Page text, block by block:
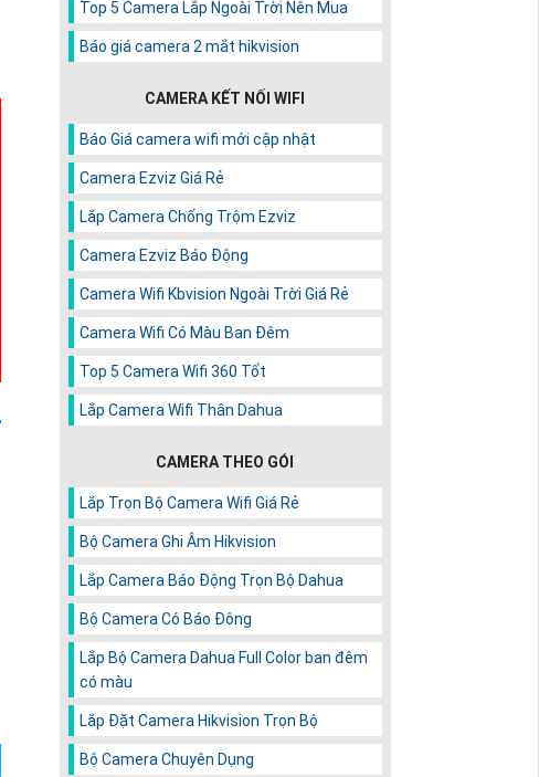
Top 5 Camera Lắp Ngoài Trời Nên Mua
Báo giá camera 2 mắt hikvision
CAMERA KẾT NỐI WIFI
Báo Giá camera wifi mới cập nhật
Camera Ezviz Giá Rẻ
Lắp Camera Chống Trộm Ezviz
Camera Ezviz Báo Động
Camera Wifi Kbvision Ngoài Trời Giá Rẻ
Camera Wifi Có Màu Ban Đêm
Top 5 Camera Wifi 360 Tốt
Lắp Camera Wifi Thân Dahua
CAMERA THEO GÓI
Lắp Trọn Bộ Camera Wifi Giá Rẻ
Bộ Camera Ghi Âm Hikvision
Lắp Camera Báo Động Trọn Bộ Dahua
Bộ Camera Có Báo Đông
Lắp Bộ Camera Dahua Full Color ban đêm
có màu
Lắp Đặt Camera Hikvision Trọn Bộ
Bộ Camera Chuyên Dụng